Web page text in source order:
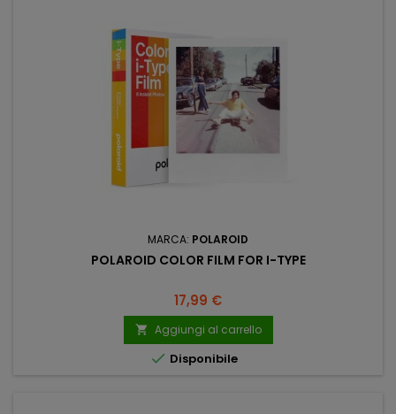
MARCA: POLAROID
POLAROID COLOR FILM FOR I-TYPE
Prezzo
17,99 €
 Aggiungi al carrello
 Disponibile